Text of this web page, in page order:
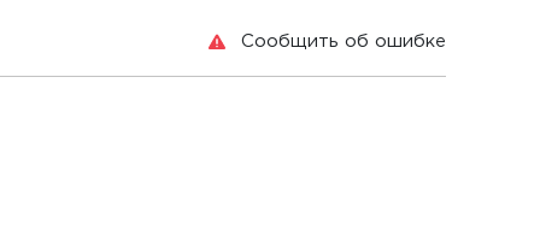
Сообщить об ошибке